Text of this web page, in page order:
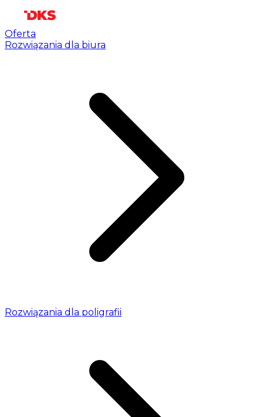
Oferta
Rozwiązania dla biura
Rozwiązania dla poligrafii